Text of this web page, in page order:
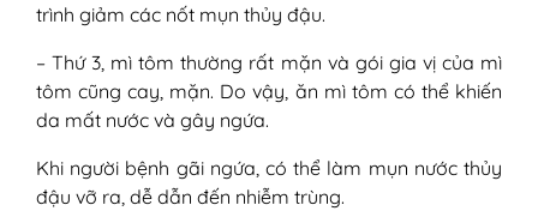
trình giảm các nốt mụn thủy đậu.
– Thứ 3, mì tôm thường rất mặn và gói gia vị của mì
tôm cũng cay, mặn. Do vậy, ăn mì tôm có thể khiến
da mất nước và gây ngứa.
Khi người bệnh gãi ngứa, có thể làm mụn nước thủy
đậu vỡ ra, dễ dẫn đến nhiễm trùng.